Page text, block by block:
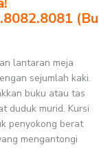
(Bu
lantaran meja
sejumlah kaki.
buku atau tas
duduk murid. Kursi
penyokong berat
mengantongi